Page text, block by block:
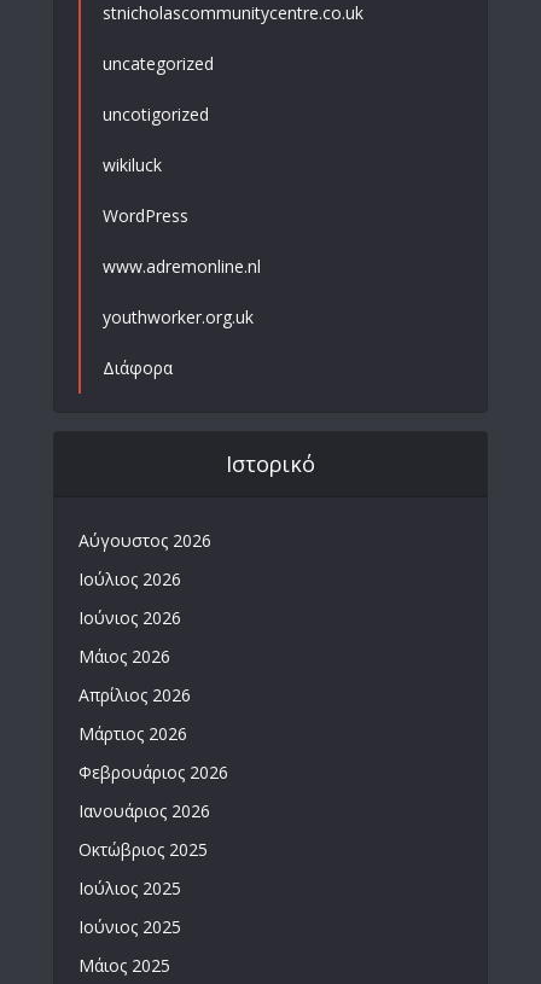
stnicholascommunitycentre.co.uk
uncategorized
uncotigorized
wikiluck
WordPress
www.adremonline.nl
youthworker.org.uk
Διάφορα
Ιστορικό
Αύγουστος 2026
Ιούλιος 2026
Ιούνιος 2026
Μάιος 2026
Απρίλιος 2026
Μάρτιος 2026
Φεβρουάριος 2026
Ιανουάριος 2026
Οκτώβριος 2025
Ιούλιος 2025
Ιούνιος 2025
Μάιος 2025